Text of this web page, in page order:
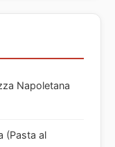
Napoletana
(Pasta al